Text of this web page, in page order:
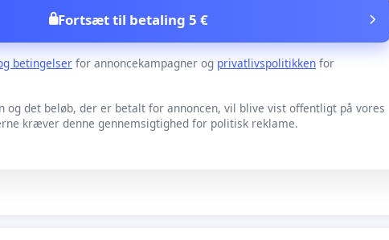
Fortsæt til betaling 5 €
betingelser for annoncekampagner og privatlivspolitikken for
og det beløb, der er betalt for annoncen, vil blive vist offentligt på vores
kræver denne gennemsigtighed for politisk reklame.